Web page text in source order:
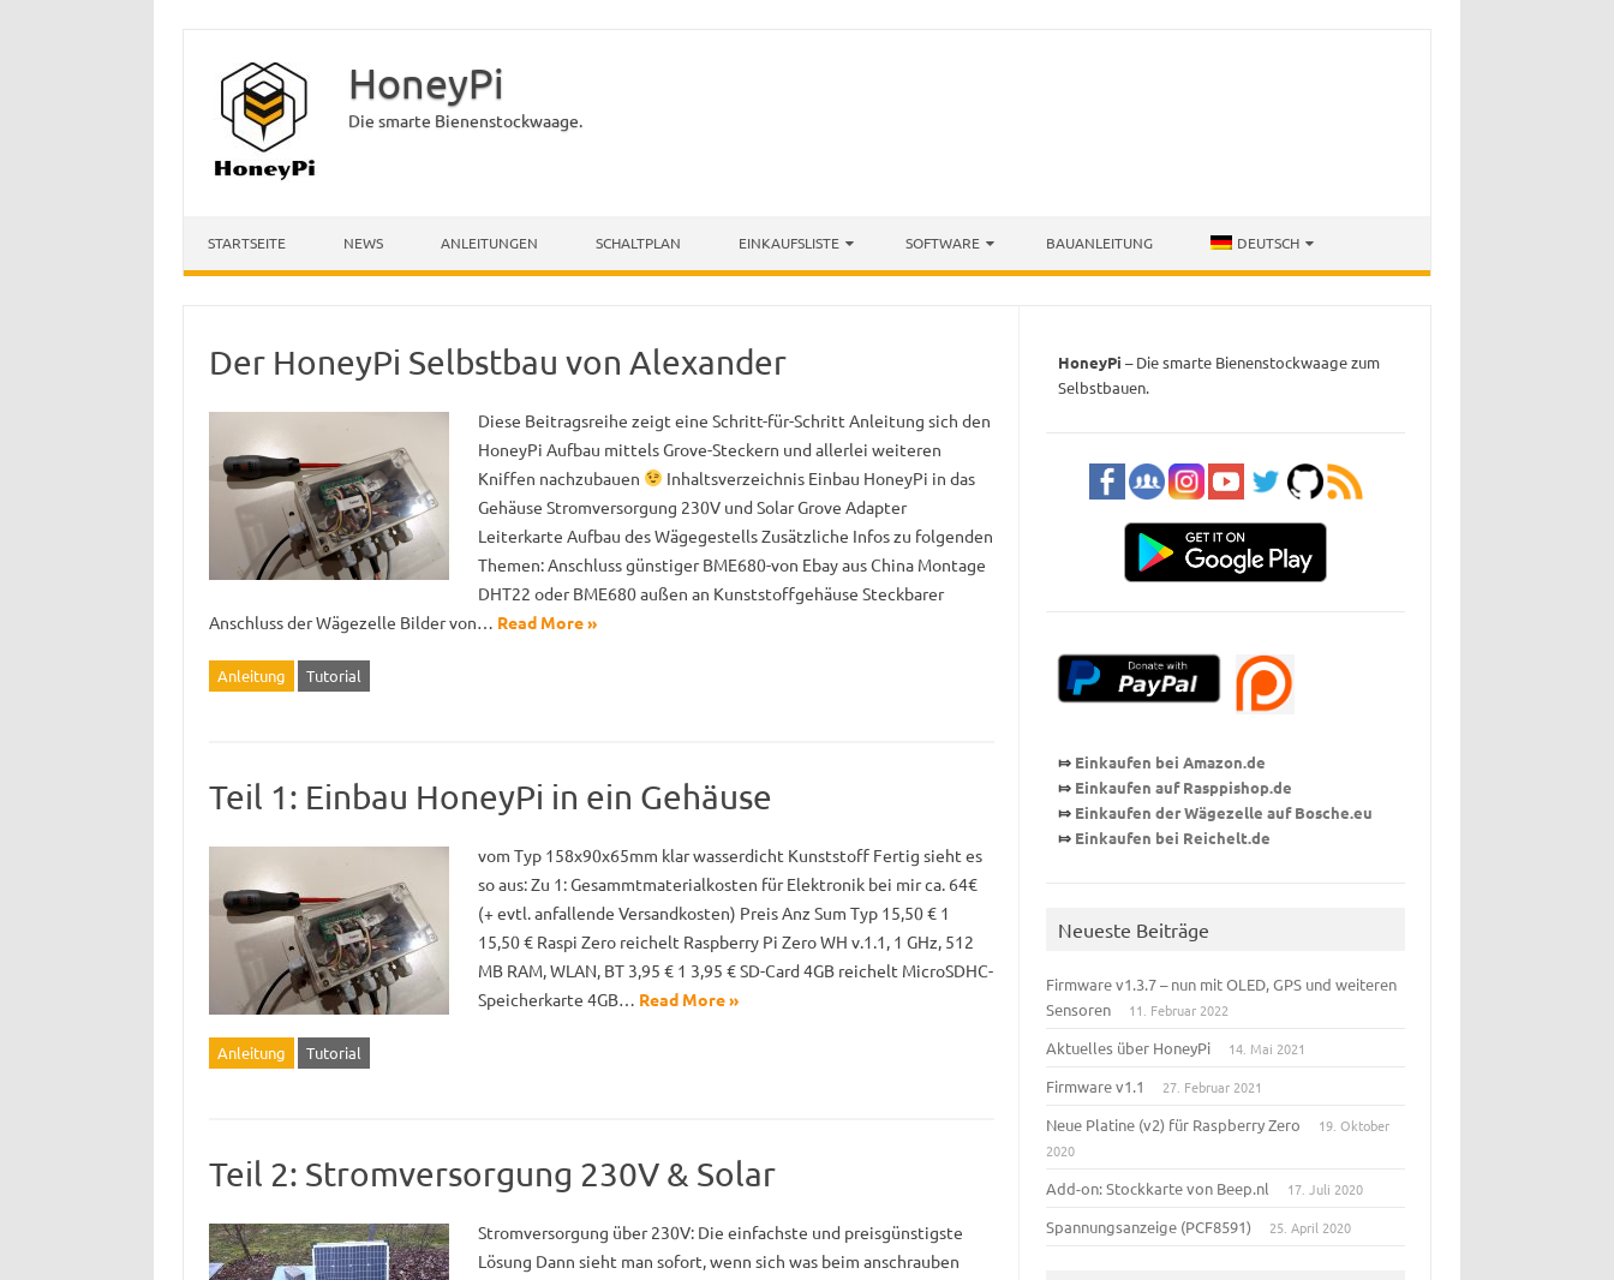
HoneyPi
Die smarte Bienenstockwaage.
STARTSEITE NEWS ANLEITUNGEN SCHALTPLAN EINKAUFSLISTE SOFTWARE BAUANLEITUNG DEUTSCH
Der HoneyPi Selbstbau von Alexander
Diese Beitragsreihe zeigt eine Schritt-für-Schritt Anleitung sich den
HoneyPi Aufbau mittels Grove-Steckern und allerlei weiteren
Kniffen nachzubauen
Inhaltsverzeichnis Einbau HoneyPi in das
Gehäuse Stromversorgung 230V und Solar Grove Adapter
Leiterkarte Aufbau des Wägegestells Zusätzliche Infos zu folgenden
Themen: Anschluss günstiger BME680-von Ebay aus China Montage
DHT22 oder BME680 außen an Kunststoffgehäuse Steckbarer
Anschluss der Wägezelle Bilder von… Read More »
Anleitung Tutorial
Teil 1: Einbau HoneyPi in ein Gehäuse
vom Typ 158x90x65mm klar wasserdicht Kunststoff Fertig sieht es
so aus: Zu 1: Gesammtmaterialkosten für Elektronik bei mir ca. 64€
(+ evtl. anfallende Versandkosten) Preis Anz Sum Typ 15,50 € 1
15,50 € Raspi Zero reichelt Raspberry Pi Zero WH v.1.1, 1 GHz, 512
MB RAM, WLAN, BT 3,95 € 1 3,95 € SD-Card 4GB reichelt MicroSDHC-
Speicherkarte 4GB… Read More »
Anleitung Tutorial
Teil 2: Stromversorgung 230V & Solar
Stromversorgung über 230V: Die einfachste und preisgünstigste
Lösung Dann sieht man sofort, wenn sich was beim anschrauben
HoneyPi – Die smarte Bienenstockwaage zum
Selbstbauen.
⤇ Einkaufen bei Amazon.de
⤇ Einkaufen auf Rasppishop.de
⤇ Einkaufen der Wägezelle auf Bosche.eu
⤇ Einkaufen bei Reichelt.de
Neueste Beiträge
Firmware v1.3.7 – nun mit OLED, GPS und weiteren
Sensoren
11. Februar 2022
Aktuelles über HoneyPi 14. Mai 2021
Firmware v1.1 27. Februar 2021
Neue Platine (v2) für Raspberry Zero
19. Oktober
2020
Add-on: Stockkarte von Beep.nl 17. Juli 2020
Spannungsanzeige (PCF8591) 25. April 2020